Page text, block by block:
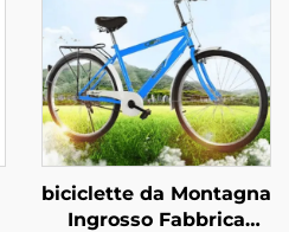
biciclette da Montagna
Ingrosso Fabbrica